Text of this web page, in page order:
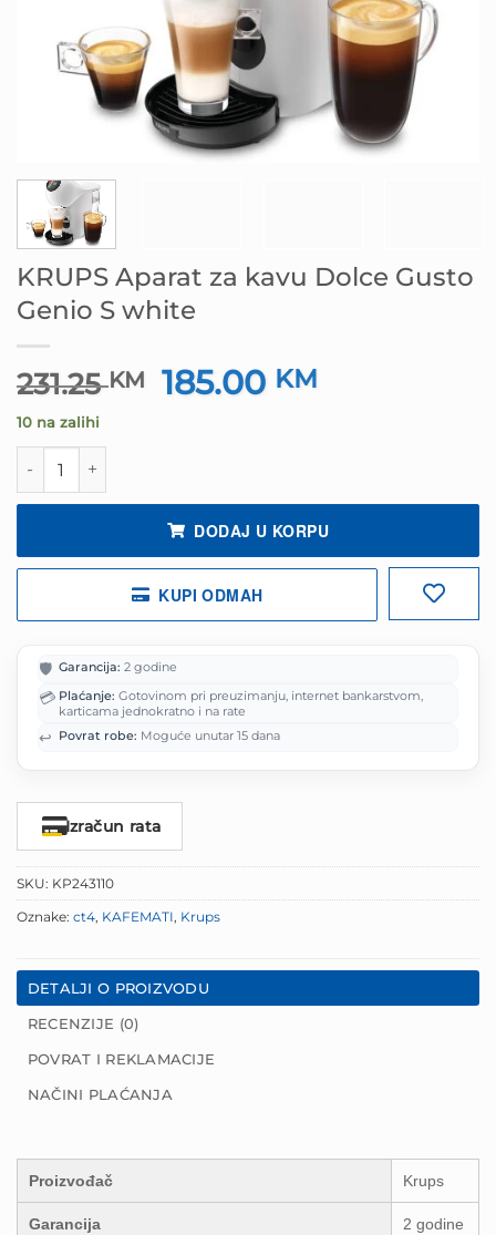
KRUPS Aparat za kavu Dolce Gusto
Genio S white
231.25KM
Izvorna
cijena
185.00 KM
10 na zalihi
KRUPS Aparat za kavu Dolce Gusto Genio S white
DODAJ U KORPU
KUPI ODMAH
🛡️ Garancija: 2 godine
💳 Plaćanje: Gotovinom pri preuzimanju, internet bankarstvom,
karticama jednokratno i na rate
↩️ Povrat robe: Moguće unutar 15 dana
Izračun rata
SKU: KP243110
Oznake: ct4, KAFEMATI, Krups
DETALJI O PROIZVODU
RECENZIJE (0)
POVRAT I REKLAMACIJE
NAČINI PLAĆANJA
Proizvođač Krups
Garancija 2 godine